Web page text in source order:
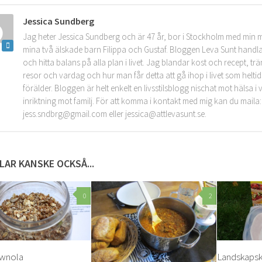
Jessica Sundberg
Jag heter Jessica Sundberg och är 47 år, bor i Stockholm med min
mina två älskade barn Filippa och Gustaf. Bloggen Leva Sunt
och hitta balans på alla plan i livet. Jag blandar kost och recept,
resor och vardag och hur man får detta att gå ihop i livet som
förälder. Bloggen är helt enkelt en livsstilsblogg nischat mot hälsa i
inriktning mot familj. För att komma i kontakt med mig kan du maila:
jess.sndbrg@gmail.com eller jessica@attlevasunt.se.
KANSKE OCKSÅ...
0 2